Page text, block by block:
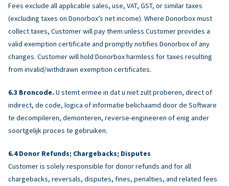
Fees exclude all applicable sales, use, VAT, GST, or similar taxes
(excluding taxes on Donorbox’s net income). Where Donorbox must
collect taxes, Customer will pay them unless Customer provides a
valid exemption certificate and promptly notifies Donorbox of any
changes. Customer will hold Donorbox harmless for taxes resulting
from invalid/withdrawn exemption certificates.
Broncode. U stemt ermee in dat u niet zult proberen, direct of
indirect, de code, logica of informatie belichaamd door de Software
te decompileren, demonteren, reverse-engineeren of enig ander
soortgelijk proces te gebruiken.
Donor Refunds; Chargebacks; Disputes
Customer is solely responsible for donor refunds and for all
chargebacks, reversals, disputes, fines, penalties, and related fees